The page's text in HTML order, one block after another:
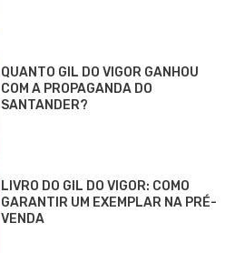
QUANTO GIL DO VIGOR GANHOU
COM A PROPAGANDA DO
SANTANDER?
LIVRO DO GIL DO VIGOR: COMO
GARANTIR UM EXEMPLAR NA PRÉ-
VENDA